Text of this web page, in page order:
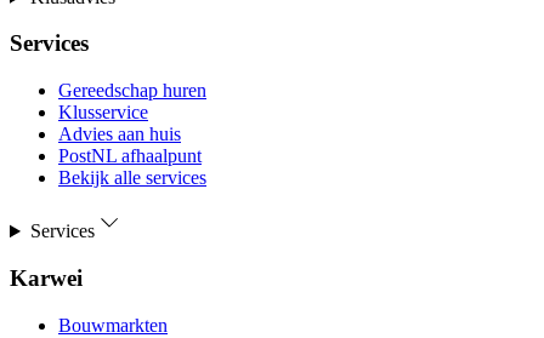
Services
Gereedschap huren
Klusservice
Advies aan huis
PostNL afhaalpunt
Bekijk alle services
Services
Karwei
Bouwmarkten